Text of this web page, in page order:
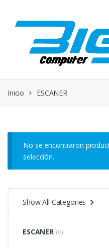
navigation
content
Inicio ESCANER
No se encontraron
selección.
Show All Categories
ESCANER (0)